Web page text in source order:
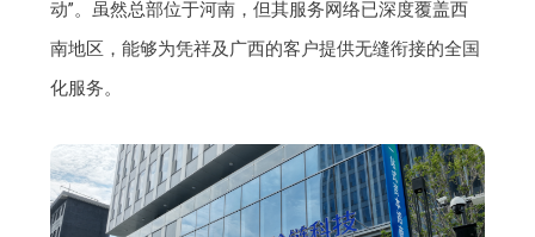
动”。虽然总部位于河南，但其服务网络已深度覆盖西
南地区，能够为凭祥及广西的客户提供无缝衔接的全国
化服务。